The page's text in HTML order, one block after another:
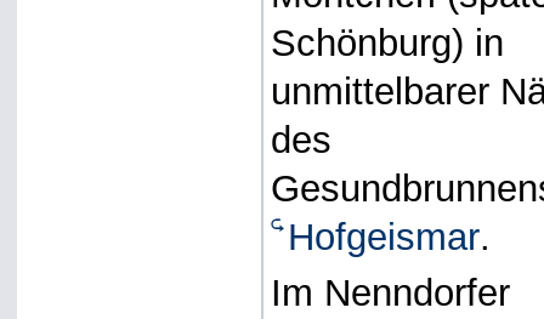
Schönburg) in
unmittelbarer
des
Hofgeismar.
Im Nenndorfer